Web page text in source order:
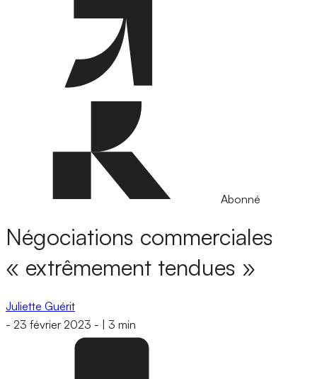
Abonné
Négociations commerciales
« extrêmement tendues »
Juliette Guérit
- 23 février 2023 - 3 min